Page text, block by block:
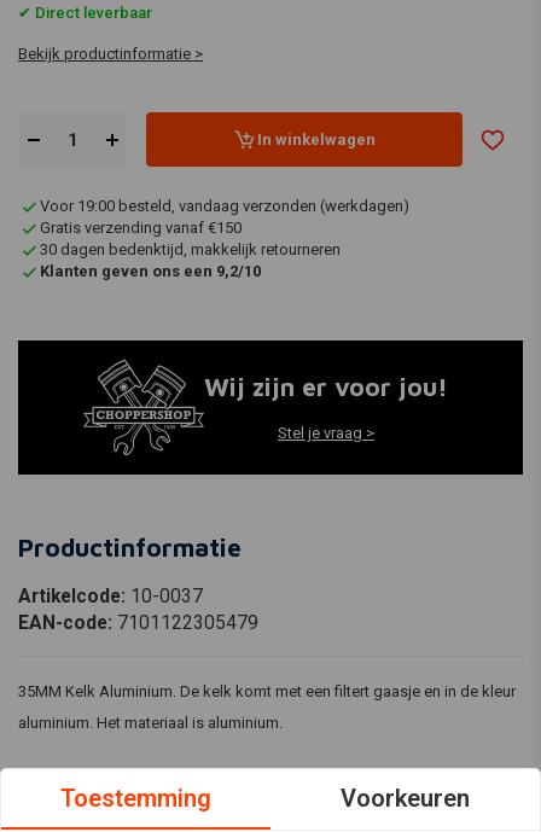
✔ Direct leverbaar
Bekijk productinformatie >
In winkelwagen
Voor 19:00 besteld, vandaag verzonden (werkdagen)
Gratis verzending vanaf €150
30 dagen bedenktijd, makkelijk retourneren
Klanten geven ons een 9,2/10
Wij zijn er voor jou!
Stel je vraag >
Productinformatie
Artikelcode: 10-0037
EAN-code: 7101122305479
35MM Kelk Aluminium. De kelk komt met een filtert gaasje en in de kleur
aluminium. Het materiaal is aluminium.
Lengte: 65MM √ä
Toestemming Voorkeuren